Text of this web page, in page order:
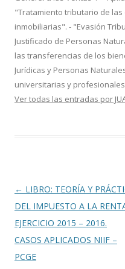
"Tratamiento tributario de
inmobiliarias". - "Evasión
Justificado de Personas
las transferencias de los
Jurídicas y Personas
universitarias y
Ver todas las entradas por
Navegación
de
entradas
← LIBRO: TEORÍA Y
DEL IMPUESTO A LA
EJERCICIO 2015 – 2016.
CASOS APLICADOS NIIF –
PCGE